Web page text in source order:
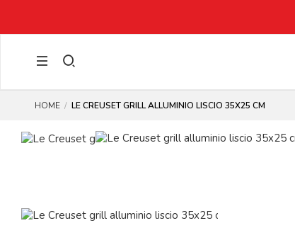
HOME LE CREUSET GRILL ALLUMINIO LISCIO 35X25 CM